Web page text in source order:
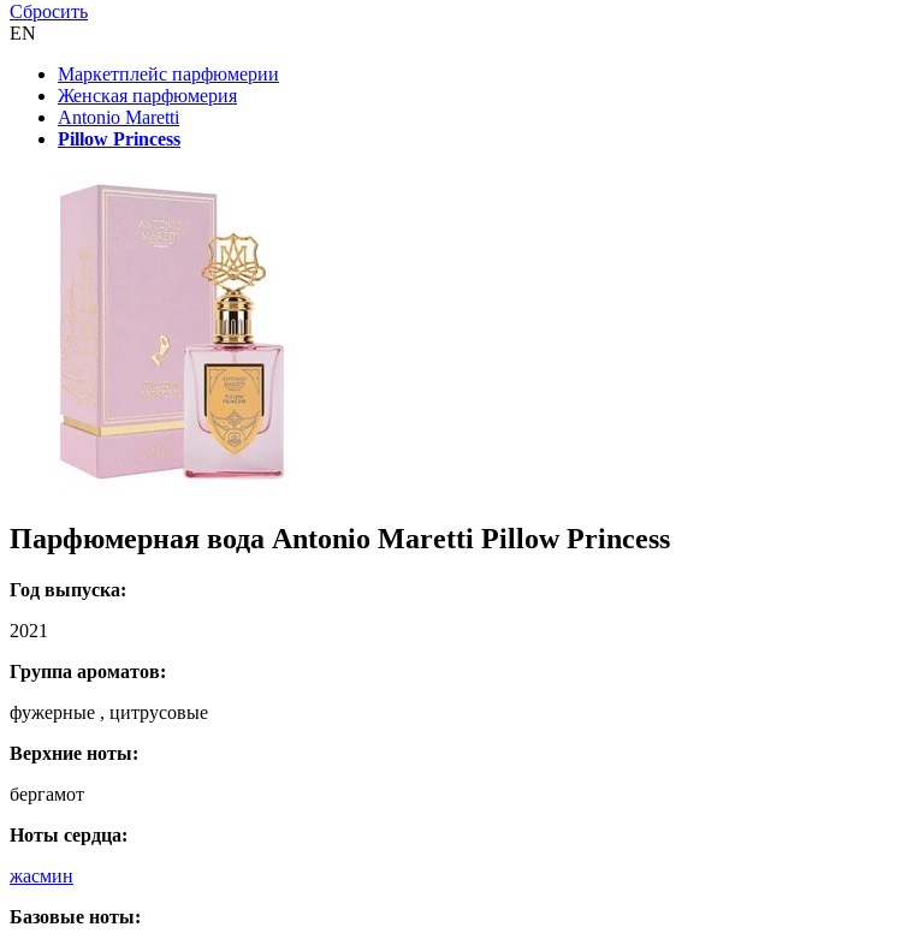
Сбросить
EN
Маркетплейс парфюмерии
Женская парфюмерия
Antonio Maretti
Pillow Princess
Парфюмерная вода Antonio Maretti Pillow Princess
Год выпуска:
2021
Группа ароматов:
фужерные , цитрусовые
Верхние ноты:
бергамот
Ноты сердца:
жасмин
Базовые ноты: